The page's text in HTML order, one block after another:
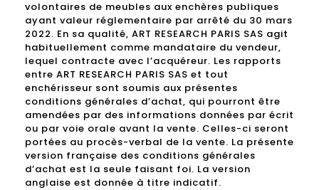
volontaires de meubles aux enchères publiques
ayant valeur réglementaire par arrêté du 30 mars
2022. En sa qualité, ART RESEARCH PARIS SAS agit
habituellement comme mandataire du vendeur,
lequel contracte avec l’acquéreur. Les rapports
entre ART RESEARCH PARIS SAS et tout
enchérisseur sont soumis aux présentes
conditions générales d’achat, qui pourront être
amendées par des informations données par écrit
ou par voie orale avant la vente. Celles-ci seront
portées au procès-verbal de la vente. La présente
version française des conditions générales
d’achat est la seule faisant foi. La version
anglaise est donnée à titre indicatif.